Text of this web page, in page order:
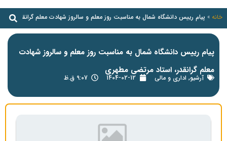
خانه » پیام رییس دانشگاه شمال به مناسبت روز معلم و سالروز شهادت معلم گرانقدر،
پیام رییس دانشگاه شمال به مناسبت روز معلم و سالروز شهادت
معلم گرانقدر، استاد مرتضی مطهری
آرشیو, اداری و مالی 1404-02-12 9:07 ق.ظ